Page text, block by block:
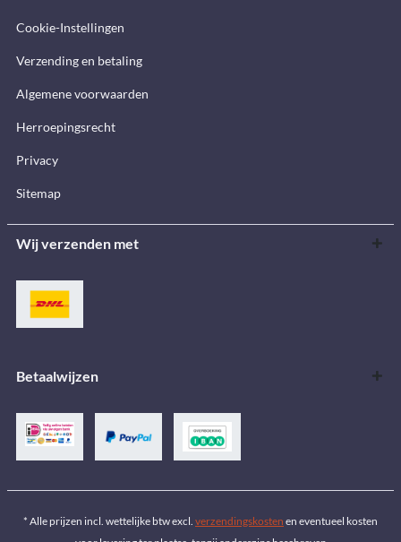
Cookie-Instellingen
Verzending en betaling
Algemene voorwaarden
Herroepingsrecht
Privacy
Sitemap
Wij verzenden met
Betaalwijzen
* Alle prijzen incl. wettelijke btw excl. verzendingskosten en eventueel kosten